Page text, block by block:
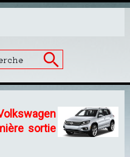
sortie